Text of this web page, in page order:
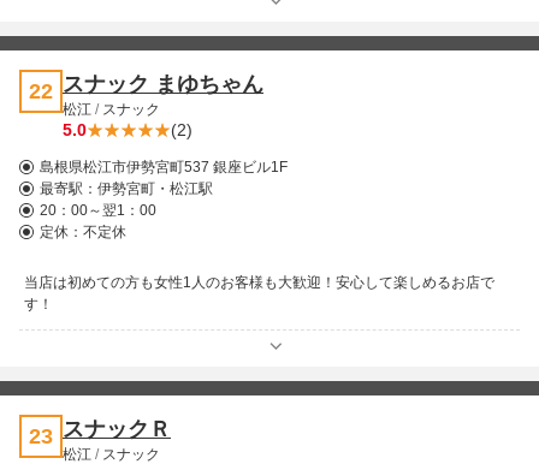
22 スナック まゆちゃん
松江 / スナック
5.0 (2)
島根県松江市伊勢宮町537 銀座ビル1F
最寄駅： 伊勢宮町・松江駅
20：00～翌1：00
定休：不定休
当店は初めての方も女性1人のお客様も大歓迎！安心して楽しめるお店で
す！
23 スナックＲ
松江 / スナック